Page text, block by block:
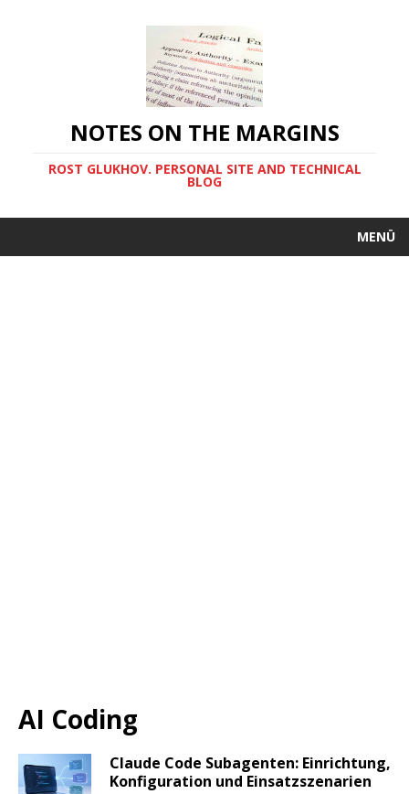
NOTES ON THE MARGINS
ROST GLUKHOV. PERSONAL SITE AND TECHNICAL
BLOG
MENÜ
AI Coding
Claude Code Subagenten: Einrichtung,
Konfiguration und Einsatzszenarien